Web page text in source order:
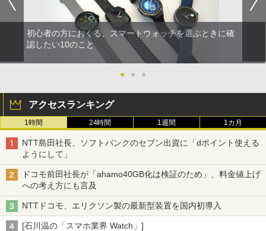
初心者の方におくる、スマートウォッチを選ぶときに確
認したい10のこと
● ● ●
アクセスランキング
1時間 24時間 1週間 1カ月
NTT島田社長、ソフトバンクのセブン出資に「dポイント使える
ようにして」
ドコモ前田社長が「ahamo40GB化は検証のため」、料金値上げ
への考え方にも言及
NTTドコモ、エリクソン製の最新型装置を国内初導入
[石川温の「スマホ業界 Watch」]